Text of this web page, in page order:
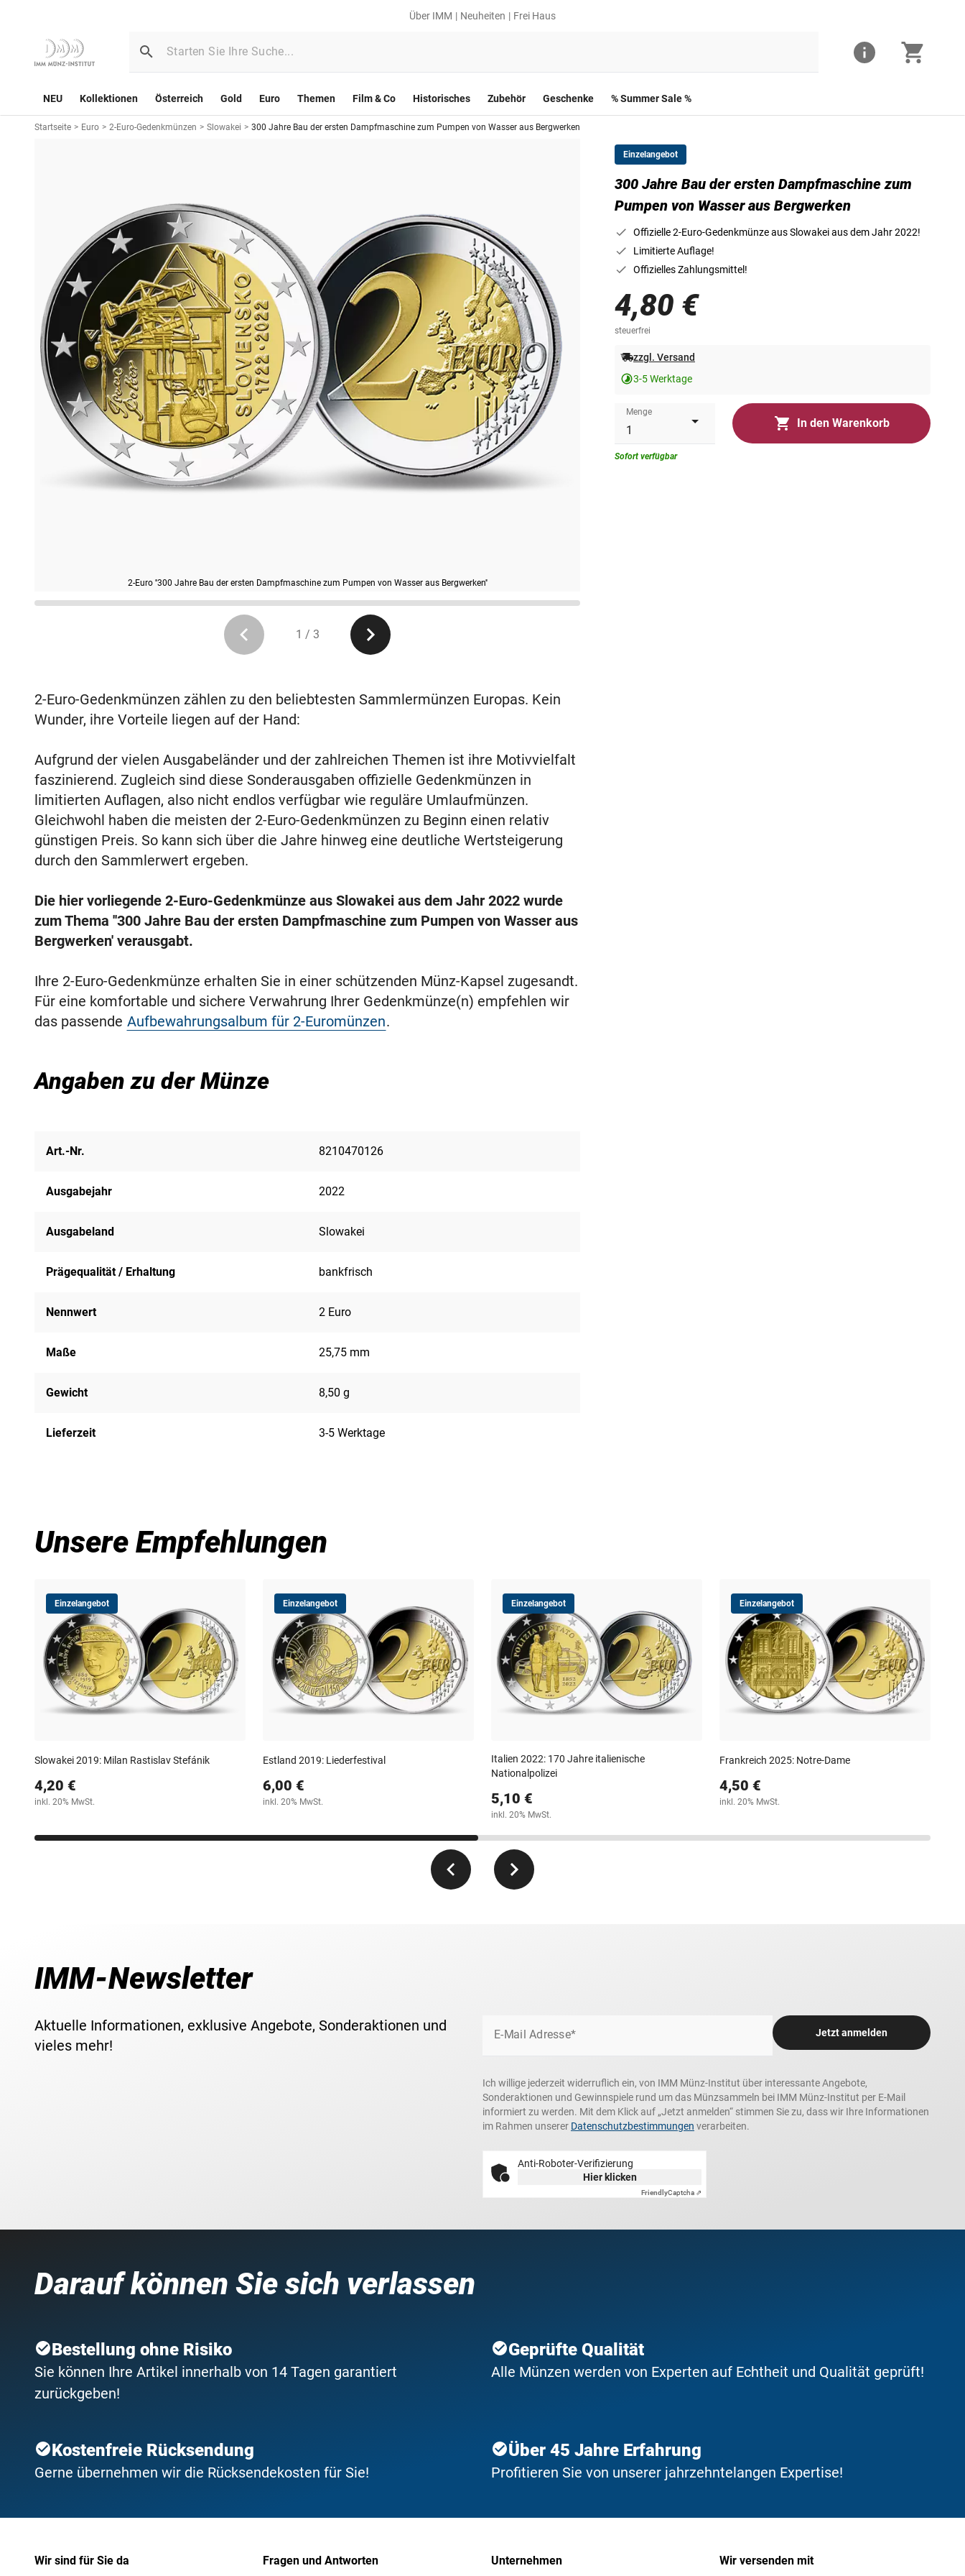
Über IMM Neuheiten Frei Haus
NEU Kollektionen Österreich Gold Euro Themen Film & Co Historisches Zubehör Geschenke % Summer Sale %
Startseite > Euro > 2-Euro-Gedenkmünzen > Slowakei > 300 Jahre Bau der ersten Dampfmaschine zum Pumpen von Wasser aus Bergwerken
2-Euro ''300 Jahre Bau der ersten Dampfmaschine zum Pumpen von Wasser aus Bergwerken''
Die Vorderseite der 2-Euro-Münze
1 / 3
Einzelangebot
300 Jahre Bau der ersten Dampfmaschine zum
Pumpen von Wasser aus Bergwerken
Offizielle 2-Euro-Gedenkmünze aus Slowakei aus dem Jahr 2022!
Limitierte Auflage!
Offizielles Zahlungsmittel!
4,80 €
steuerfrei
zzgl. Versand
3-5 Werktage
Menge
In den Warenkorb
Sofort verfügbar
2-Euro-Gedenkmünzen zählen zu den beliebtesten Sammlermünzen Europas. Kein
Wunder, ihre Vorteile liegen auf der Hand:
Aufgrund der vielen Ausgabeländer und der zahlreichen Themen ist ihre Motivvielfalt
faszinierend. Zugleich sind diese Sonderausgaben offizielle Gedenkmünzen in
limitierten Auflagen, also nicht endlos verfügbar wie reguläre Umlaufmünzen.
Gleichwohl haben die meisten der 2-Euro-Gedenkmünzen zu Beginn einen relativ
günstigen Preis. So kann sich über die Jahre hinweg eine deutliche Wertsteigerung
durch den Sammlerwert ergeben.
Die hier vorliegende 2-Euro-Gedenkmünze aus Slowakei aus dem Jahr 2022 wurde
zum Thema ''300 Jahre Bau der ersten Dampfmaschine zum Pumpen von Wasser aus
Bergwerken' verausgabt.
Ihre 2-Euro-Gedenkmünze erhalten Sie in einer schützenden Münz-Kapsel zugesandt.
Für eine komfortable und sichere Verwahrung Ihrer Gedenkmünze(n) empfehlen wir
das passende Aufbewahrungsalbum für 2-Euromünzen.
Angaben zu der Münze
Art.-Nr. 8210470126
Ausgabejahr 2022
Ausgabeland Slowakei
Prägequalität / Erhaltung bankfrisch
Nennwert 2 Euro
Maße 25,75 mm
Gewicht 8,50 g
Lieferzeit 3-5 Werktage
Unsere Empfehlungen
Einzelangebot
Slowakei 2019: Milan Rastislav Stefánik
4,20 €
inkl. 20% MwSt.
Einzelangebot
Estland 2019: Liederfestival
6,00 €
inkl. 20% MwSt.
Einzelangebot
Italien 2022: 170 Jahre italienische
Nationalpolizei
5,10 €
inkl. 20% MwSt.
Einzelangebot
Frankreich 2025: Notre-Dame
4,50 €
inkl. 20% MwSt.
IMM-Newsletter
Aktuelle Informationen, exklusive Angebote, Sonderaktionen und
vieles mehr!
E-Mail Adresse* Jetzt anmelden
Ich willige jederzeit widerruflich ein, von IMM Münz-Institut über interessante Angebote,
Sonderaktionen und Gewinnspiele rund um das Münzsammeln bei IMM Münz-Institut per E-Mail
informiert zu werden. Mit dem Klick auf „Jetzt anmelden“ stimmen Sie zu, dass wir Ihre Informationen
im Rahmen unserer Datenschutzbestimmungen verarbeiten.
Anti-Roboter-Verifizierung
Hier klicken
FriendlyCaptcha ⇗
Darauf können Sie sich verlassen
Bestellung ohne Risiko
Sie können Ihre Artikel innerhalb von 14 Tagen garantiert
zurückgeben!
Geprüfte Qualität
Alle Münzen werden von Experten auf Echtheit und Qualität geprüft!
Kostenfreie Rücksendung
Gerne übernehmen wir die Rücksendekosten für Sie!
Über 45 Jahre Erfahrung
Profitieren Sie von unserer jahrzehntelangen Expertise!
Wir sind für Sie da Fragen und Antworten Unternehmen Wir versenden mit